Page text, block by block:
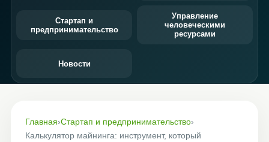
Стартап и
предпринимательство
Управление
человеческими
ресурсами
Новости
Главная›Стартап и предпринимательство›
Калькулятор майнинга: инструмент, который